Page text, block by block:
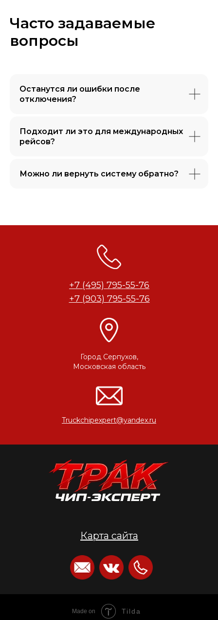
Часто задаваемые
вопросы
Останутся ли ошибки после
отключения?
Подходит ли это для международных
рейсов?
Можно ли вернуть систему обратно?
Truckchipexpert@yandex.ru
Город Серпухов,
Московская область
+7 (495) 795-55-76
+7 (903) 795-55-76
Карта сайта
Made on Tilda